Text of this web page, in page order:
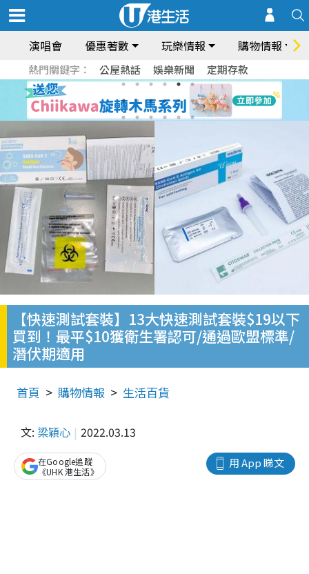
演唱會 優惠著數 玩樂情報 購物情報
熱門關鍵字： 公屋熱話 娛樂新聞 定期存款
【快速測試套裝】13大快速測試套裝$19以下
買到！最平$10獲衛生署認可/通過歐盟標準/
潛伏期適用
首頁 購物情報 生活百貨
文: 梁穎心 2022.03.13
用 App 睇文
在Google追蹤
《UHK 港生活》